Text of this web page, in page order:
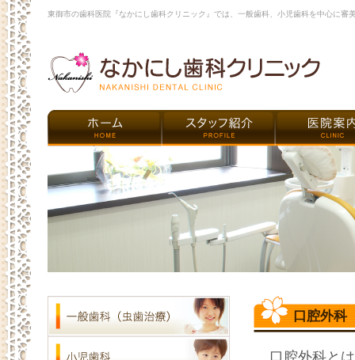
東御市の歯科医院『なかにし歯科クリニック』では、一般歯科、小児歯科を中心に
口腔外科
口腔外科と